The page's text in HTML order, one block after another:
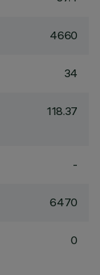
4660
34
118.37
-
6470
0